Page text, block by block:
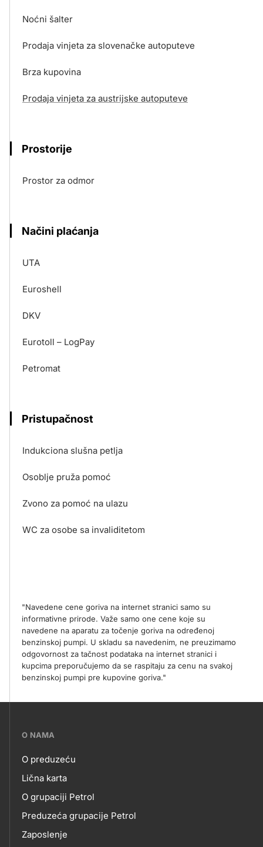
Noćni šalter
Prodaja vinjeta za slovenačke autoputeve
Brza kupovina
Prodaja vinjeta za austrijske autoputeve
Prostorije
Prostor za odmor
Načini plaćanja
UTA
Euroshell
DKV
Eurotoll – LogPay
Petromat
Pristupačnost
Indukciona slušna petlja
Osoblje pruža pomoć
Zvono za pomoć na ulazu
WC za osobe sa invaliditetom
"Navedene cene goriva na internet stranici samo su
informativne prirode. Važe samo one cene koje su
navedene na aparatu za točenje goriva na određenoj
benzinskoj pumpi. U skladu sa navedenim, ne preuzimamo
odgovornost za tačnost podataka na internet stranici i
kupcima preporučujemo da se raspitaju za cenu na svakoj
benzinskoj pumpi pre kupovine goriva."
???
skupno.footer-
title???
O NAMA
O
NAMA
O preduzeću
Lična karta
O grupaciji Petrol
Preduzeća grupacije Petrol
Zaposlenje